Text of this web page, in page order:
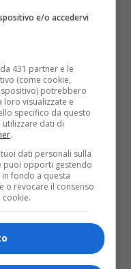
Fara e
FOTO
finora
in Valsessera.
e/o accedervi
431 partner e le
(come cookie,
potrebbero
loro visualizzate e
specifico da questo
dati di
.
dati personali sulla
puoi opporti gestendo
fondo a questa
o revocare il consenso
cookie.